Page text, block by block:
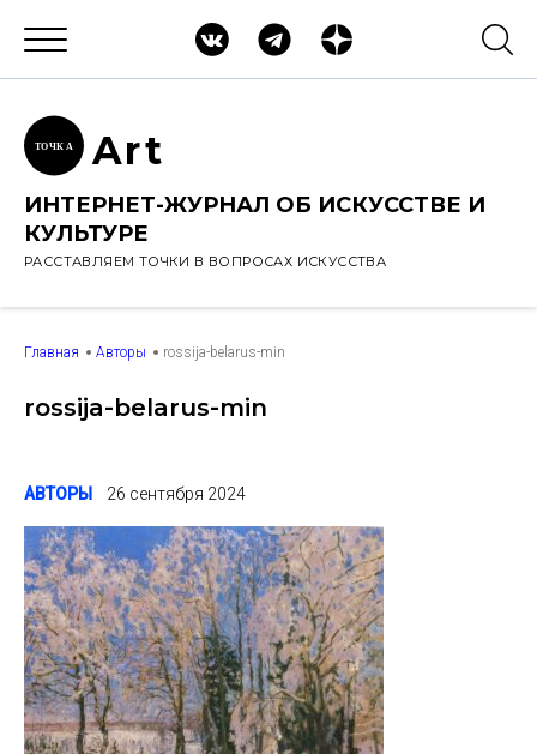
ТОЧК А Art
ИНТЕРНЕТ-ЖУРНАЛ ОБ ИСКУССТВЕ И
КУЛЬТУРЕ
РАССТАВЛЯЕМ ТОЧКИ В ВОПРОСАХ ИСКУССТВА
Главная Авторы rossija-belarus-min
rossija-belarus-min
АВТОРЫ 26 сентября 2024